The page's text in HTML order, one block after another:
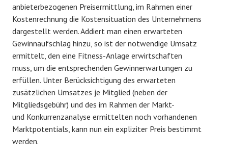
anbieterbezogenen Preisermittlung, im Rahmen einer
Kostenrechnung die Kostensituation des Unternehmens
dargestellt werden. Addiert man einen erwarteten
Gewinnaufschlag hinzu, so ist der notwendige Umsatz
ermittelt, den eine Fitness-Anlage erwirtschaften
muss, um die entsprechenden Gewinnerwartungen zu
erfüllen. Unter Berücksichtigung des erwarteten
zusätzlichen Umsatzes je Mitglied (neben der
Mitgliedsgebühr) und des im Rahmen der Markt-
und Konkurrenzanalyse ermittelten noch vorhandenen
Marktpotentials, kann nun ein expliziter Preis bestimmt
werden.